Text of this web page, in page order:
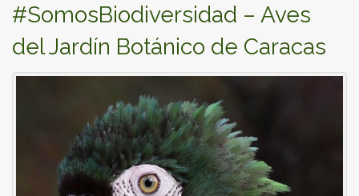
#SomosBiodiversidad – Aves
del Jardín Botánico de Caracas